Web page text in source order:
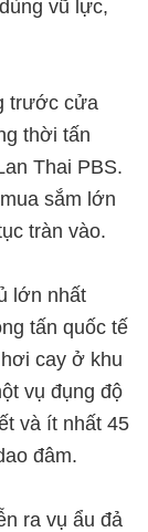
vũ lực,
trước cửa
thời tấn
Thai PBS.
sắm lớn
tràn vào.
lớn nhất
tấn quốc tế
cay ở khu
vụ đụng độ
và ít nhất 45
đâm.
ra vụ ẩu đả